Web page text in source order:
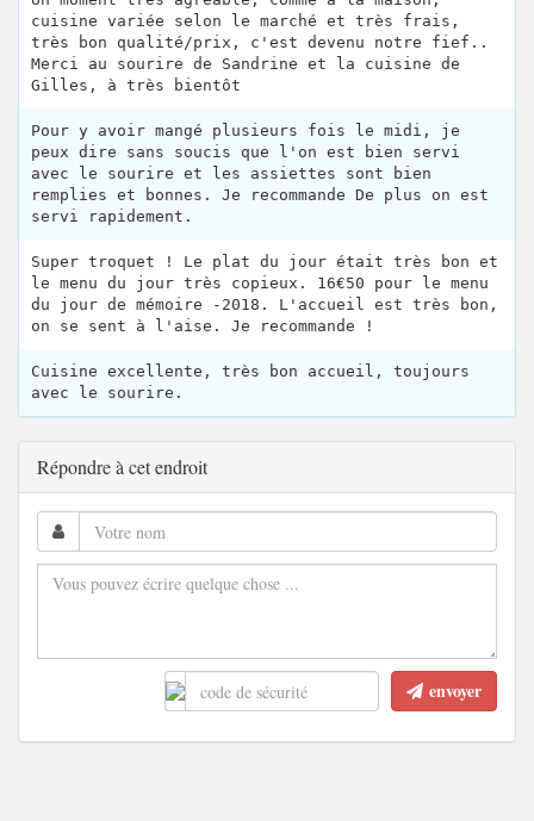
cuisine variée selon le marché et très frais,
très bon qualité/prix, c'est devenu notre fief..
Merci au sourire de Sandrine et la cuisine de
Gilles, à très bientôt
Pour y avoir mangé plusieurs fois le midi, je
peux dire sans soucis que l'on est bien servi
avec le sourire et les assiettes sont bien
remplies et bonnes. Je recommande De plus on est
servi rapidement.
Super troquet ! Le plat du jour était très bon et
le menu du jour très copieux. 16€50 pour le menu
du jour de mémoire -2018. L'accueil est très bon,
on se sent à l'aise. Je recommande !
Cuisine excellente, très bon accueil, toujours
avec le sourire.
Répondre à cet endroit
envoyer